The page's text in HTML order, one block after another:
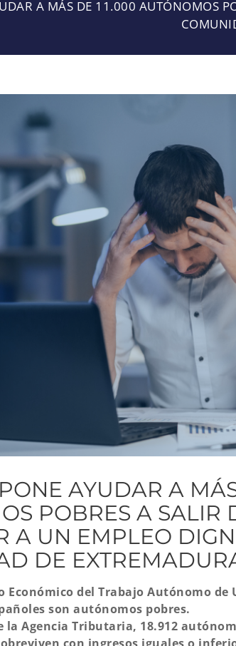
A MÁS DE 11.000 AUTÓNOMOS
AYUDAR A
POBRES A SALIR
A UN EMPLEO
DE
Económico del Trabajo Autónomo de
son autónomos pobres.
la Agencia Tributaria, 18.912